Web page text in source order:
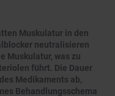
Muskulatur in den
neutralisieren
Muskulatur, was zu
führt. Die Dauer
Medikaments ab,
Behandlungsschema